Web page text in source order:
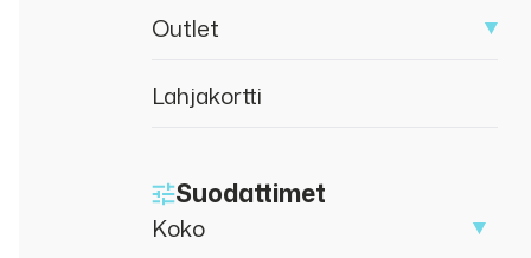
Outlet
Lahjakortti
Suodattimet
Koko